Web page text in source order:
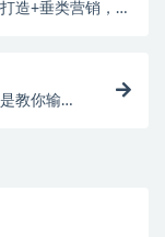
造+垂类营销，三
教你输出